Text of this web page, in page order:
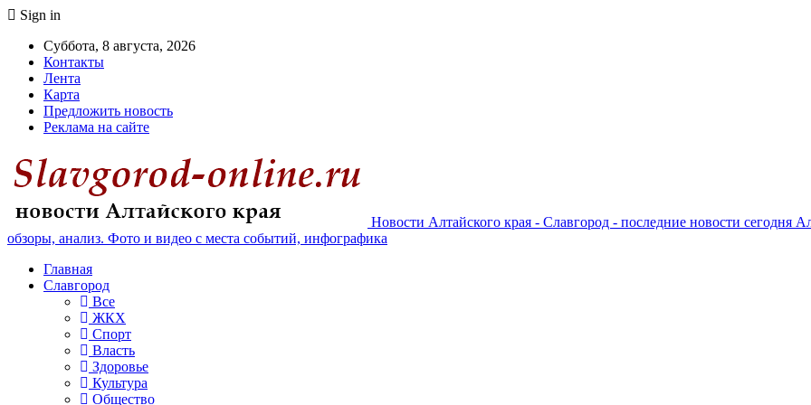
Sign in
Суббота, 8 августа, 2026
Контакты
Лента
Карта
Предложить новость
Реклама на сайте
Новости Алтайского края - Славгород - последние новости сегодня
обзоры, анализ. Фото и видео с места событий, инфографика
Главная
Славгород
Все
ЖКХ
Спорт
Власть
Здоровье
Культура
Общество